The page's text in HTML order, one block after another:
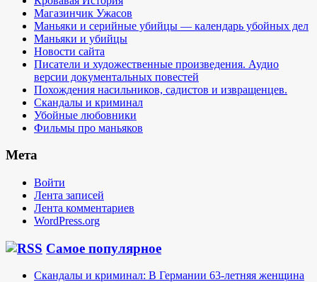
Магазинчик Ужасов
Маньяки и серийные убийцы — календарь убойных дел
Маньяки и убийцы
Новости сайта
Писатели и художественные произведения. Аудио
версии документальных повестей
Похождения насильников, садистов и извращенцев.
Скандалы и криминал
Убойные любовники
Фильмы про маньяков
Мета
Войти
Лента записей
Лента комментариев
WordPress.org
Самое популярное
Скандалы и криминал: В Германии 63-летняя женщина